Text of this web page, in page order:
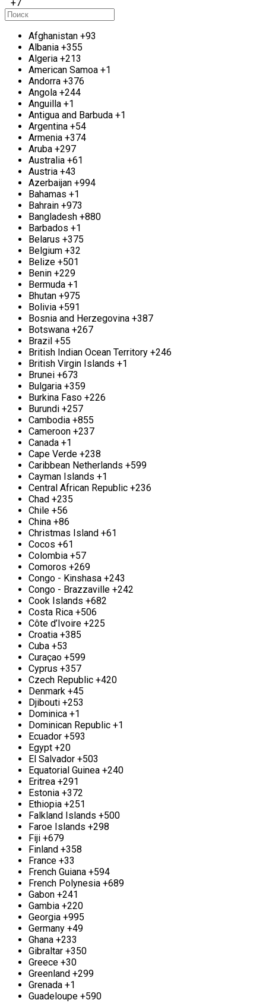
У вас есть сломанный электрический мотор? Мы
с удовольствием предлагаем вам возможность
утилизировать его как металл. Наша компания
принимает моторные корпуса весом от 1 кг и
выше, включая крупные объемы. Цена на прием
будет зависеть от нескольких факторов, таких как
вес, тип мотора и содержание цветных металлов.
Наш приемный пункт работает в Старой
Купавне без выходных. Если у вас имеется
серьезная партия двигателей для сдачи, мы
можем организовать выезд для сбора
электрических двигателей непосредственно на
вашем объекте. Мы обеспечим точное измерение
веса, произведем погрузку и транспортировку.
Оплата проводим незамедлительно, на месте.
Прием цветного металла в Старой Купавне
Компания «Втормет» в Старой Купавне с
удовольствием принимает лом цветных
металлов в любых количествах. Цветные
металлы представляют собой множество сплавов
и металлов, которые не содержат железа, и
используются в различных отраслях — от
домашней утвари до автомобильной и
строительной индустрии. Учитывая широкий
спектр применения, у многих из нас могут
оставаться ненужные куски цветного металла.
Мы предлагаем одни из самых привлекательных
цен на прием цветного металла в городе.
Вывоз цветного металла в Старой Купавне
У вас есть скопившийся лом цветных металлов?
Предлагаем сдать его излишки в нашем пункте
приёма выгодно и для вас, и для нас. В случае,
если вы накопили значительное количество
цветмета, он Вам мешает, то мы предлагаем
услуги по его вывозу. Наш выездной сервис
включает в себя такие операции, как резка,
загрузка и вывоз цветмета. Нами гарантируются
одни из самых конкурентоспособных цен на
металл в городе, а окончательная цена будет
прямо пропорциональна объёму передаваемого
материала. «Втормет» предоставляет услуги
выезда к сдающим металл в Старой Купавне в
тот же день, когда Вы к нам обратитесь за
услугой. Оплату можно произвести как
наличными, так и безналичным расчетом на месте.
Прием меди и вывоз в Старой Купавне
Скопившийся медный лом можно выгодно
продать. Как? Позвоните или напишите нам, мы
вам оперативно ответим. Компания «Втормет»
принимает медь в любых количествах. Регулярно
накапливается лом меди? Тогда вам стоит
подумать о долгосрочном сотрудничестве с нами.
Наш пункт приема работает круглосуточно. Также
мы можем организовать вывоз меди с вашего
объекта, предварительно согласовав условия в
зависимости от объема. Мы предлагаем
конкурентоспособные расценки и гибкие условия
сотрудничества, а также гарантируем точное
взвешивание.
Прием и вывоз алюминия в Старой Купавне
Фирма с многолетней историей
сотрудничества «Втормет» предлагает услуги по
сбору и вывозу алюминия в Старой Купавне. Мы
принимаем разнообразные алюминиевые
изделия, такие как посуда, кухонные аксессуары,
лом и провода. Мы готовы принимать алюминий
в любых объемах. Цена за металлолом
варьируется в зависимости от объема сданного
материала. Для больших партий мы предлагаем
вывоз лома непосредственно с территории
клиента. Наличие собственного транспорта и
команды грузчиков позволяет нам осуществлять
выезды в день обращения. Мы обеспечиваем
индивидуальный подход к каждому клиенту и
предлагаем гибкие условия формирования цен.
Прием и вывоз бронзы в Старой Купавне
+7
Afghanistan +93
Albania +355
Algeria +213
American Samoa +1
Andorra +376
Angola +244
Anguilla +1
Antigua and Barbuda +1
Argentina +54
Armenia +374
Aruba +297
Australia +61
Austria +43
Azerbaijan +994
Bahamas +1
Bahrain +973
Bangladesh +880
Barbados +1
Belarus +375
Belgium +32
Belize +501
Benin +229
Bermuda +1
Bhutan +975
Bolivia +591
Bosnia and Herzegovina +387
Botswana +267
Brazil +55
British Indian Ocean Territory +246
British Virgin Islands +1
Brunei +673
Bulgaria +359
Burkina Faso +226
Burundi +257
Cambodia +855
Cameroon +237
Canada +1
Cape Verde +238
Caribbean Netherlands +599
Cayman Islands +1
Central African Republic +236
Chad +235
Chile +56
China +86
Christmas Island +61
Cocos +61
Colombia +57
Comoros +269
Congo - Kinshasa +243
Congo - Brazzaville +242
Cook Islands +682
Costa Rica +506
Côte d’Ivoire +225
Croatia +385
Cuba +53
Curaçao +599
Cyprus +357
Czech Republic +420
Denmark +45
Djibouti +253
Dominica +1
Dominican Republic +1
Ecuador +593
Egypt +20
El Salvador +503
Equatorial Guinea +240
Eritrea +291
Estonia +372
Ethiopia +251
Falkland Islands +500
Faroe Islands +298
Fiji +679
Finland +358
France +33
French Guiana +594
French Polynesia +689
Gabon +241
Gambia +220
Georgia +995
Germany +49
Ghana +233
Gibraltar +350
Greece +30
Greenland +299
Grenada +1
Guadeloupe +590